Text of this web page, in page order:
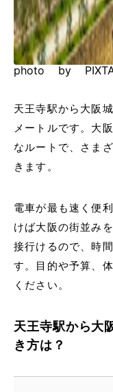
photo by
天王寺駅から大阪
メートルです。大
なルートで、さま
きます。
電車が最も速く便
けば大阪の街並み
接行けるので、時
す。目的や予算、
ください。
天王寺駅から大
き方は？